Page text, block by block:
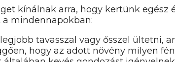
kínálnak arra, hogy kertünk
mindennapokban:
tavasszal vagy ősszel ültetni,
hogy az adott növény milyen